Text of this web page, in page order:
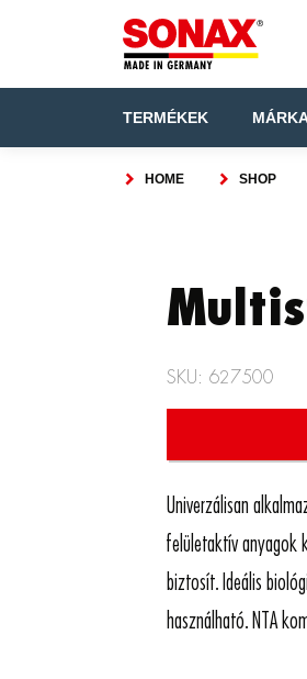
TERMÉKEK
HOME SHOP
SKU: 627500
Univerzálisan
felületaktív anyagok
biztosít. Ideális
használható. NTA